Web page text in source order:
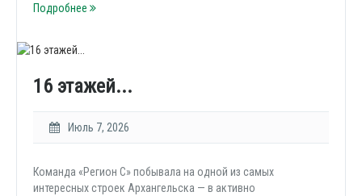
Подробнее
16 этажей...
Июль 7, 2026
Команда «Регион С» побывала на одной из самых
интересных строек Архангельска — в активно